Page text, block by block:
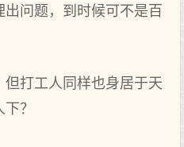
问题，到时候可不是百
但打工人同样也身居于天
？